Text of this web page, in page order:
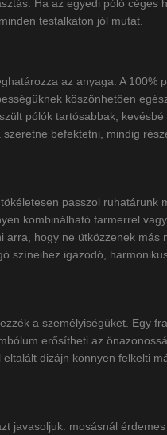
Ha az egyedi póló céges
testalkaton jól mutat.
az anyaga. A 100%
köszönhetően
pólók tartósabbak,
befektetni, mindig
passzol ruhatárunk
kombinálható farmerrel
arra, hogy ne ütközzenek más
színeihez igazodó,
a személyiségüket. Egy
erősítheti az
dizájn könnyen felkelti
javasoljuk: mosásnál